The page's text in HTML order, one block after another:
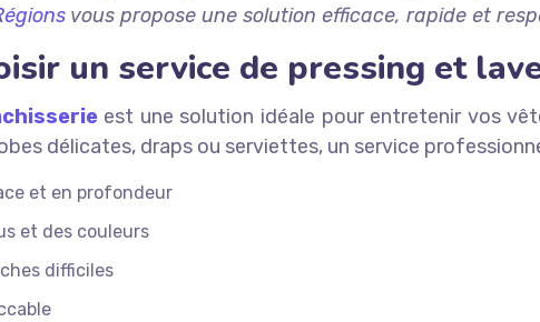
vous propose une solution efficace, rapide et
un service de pressing et
est une solution idéale pour entretenir vos
délicates, draps ou serviettes, un service
et en profondeur
et des couleurs
difficiles